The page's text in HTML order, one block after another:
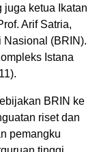
juga ketua Ikatan
Arif Satria,
Nasional (BRIN).
Istana
BRIN ke
riset dan
pemangku